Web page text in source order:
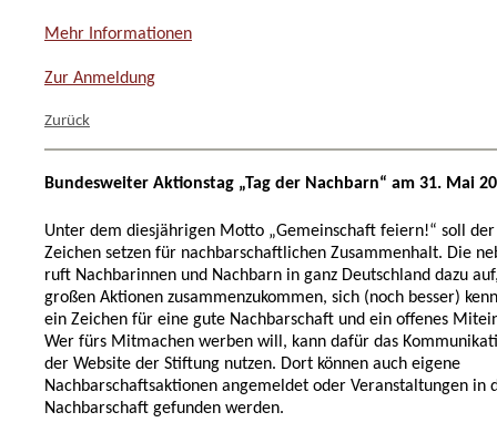
Mehr Informationen
Zur Anmeldung
Zurück
Bundesweiter Aktionstag „Tag der Nachbarn“ am 31. Mai
Unter dem diesjährigen Motto „Gemeinschaft feiern!“ soll
Zeichen setzen für nachbarschaftlichen Zusammenhalt. Die
ruft Nachbarinnen und Nachbarn in ganz Deutschland dazu
großen Aktionen zusammenzukommen, sich (noch besser)
ein Zeichen für eine gute Nachbarschaft und ein offenes
Wer fürs Mitmachen werben will, kann dafür das
der Website der Stiftung nutzen. Dort können auch eigene
Nachbarschaftsaktionen angemeldet oder Veranstaltungen in
Nachbarschaft gefunden werden.